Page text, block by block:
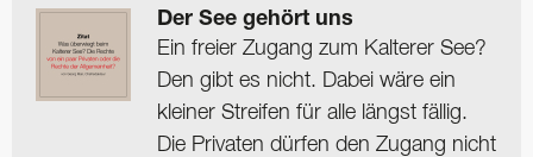
Der See gehört uns
Ein freier Zugang zum Kalterer See?
Den gibt es nicht. Dabei wäre ein
kleiner Streifen für alle längst fällig.
Die Privaten dürfen den Zugang nicht